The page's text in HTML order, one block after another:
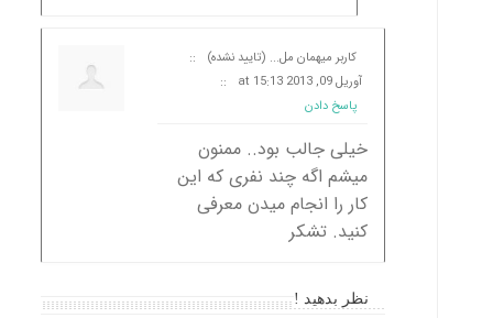
کاربر میهمان مل... (تایید نشده)
آوریل 09, 2013 at 15:13
پاسخ دادن
خیلی جالب بود.. ممنون
میشم اگه چند نفری که این
کار را انجام میدن معرفی
کنید. تشکر
نظر بدهید !